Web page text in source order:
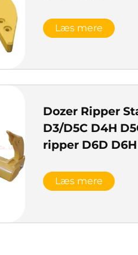
Læs mere
Dozer Ripper
D3/D5C D4H
ripper D6D D6H
Læs mere